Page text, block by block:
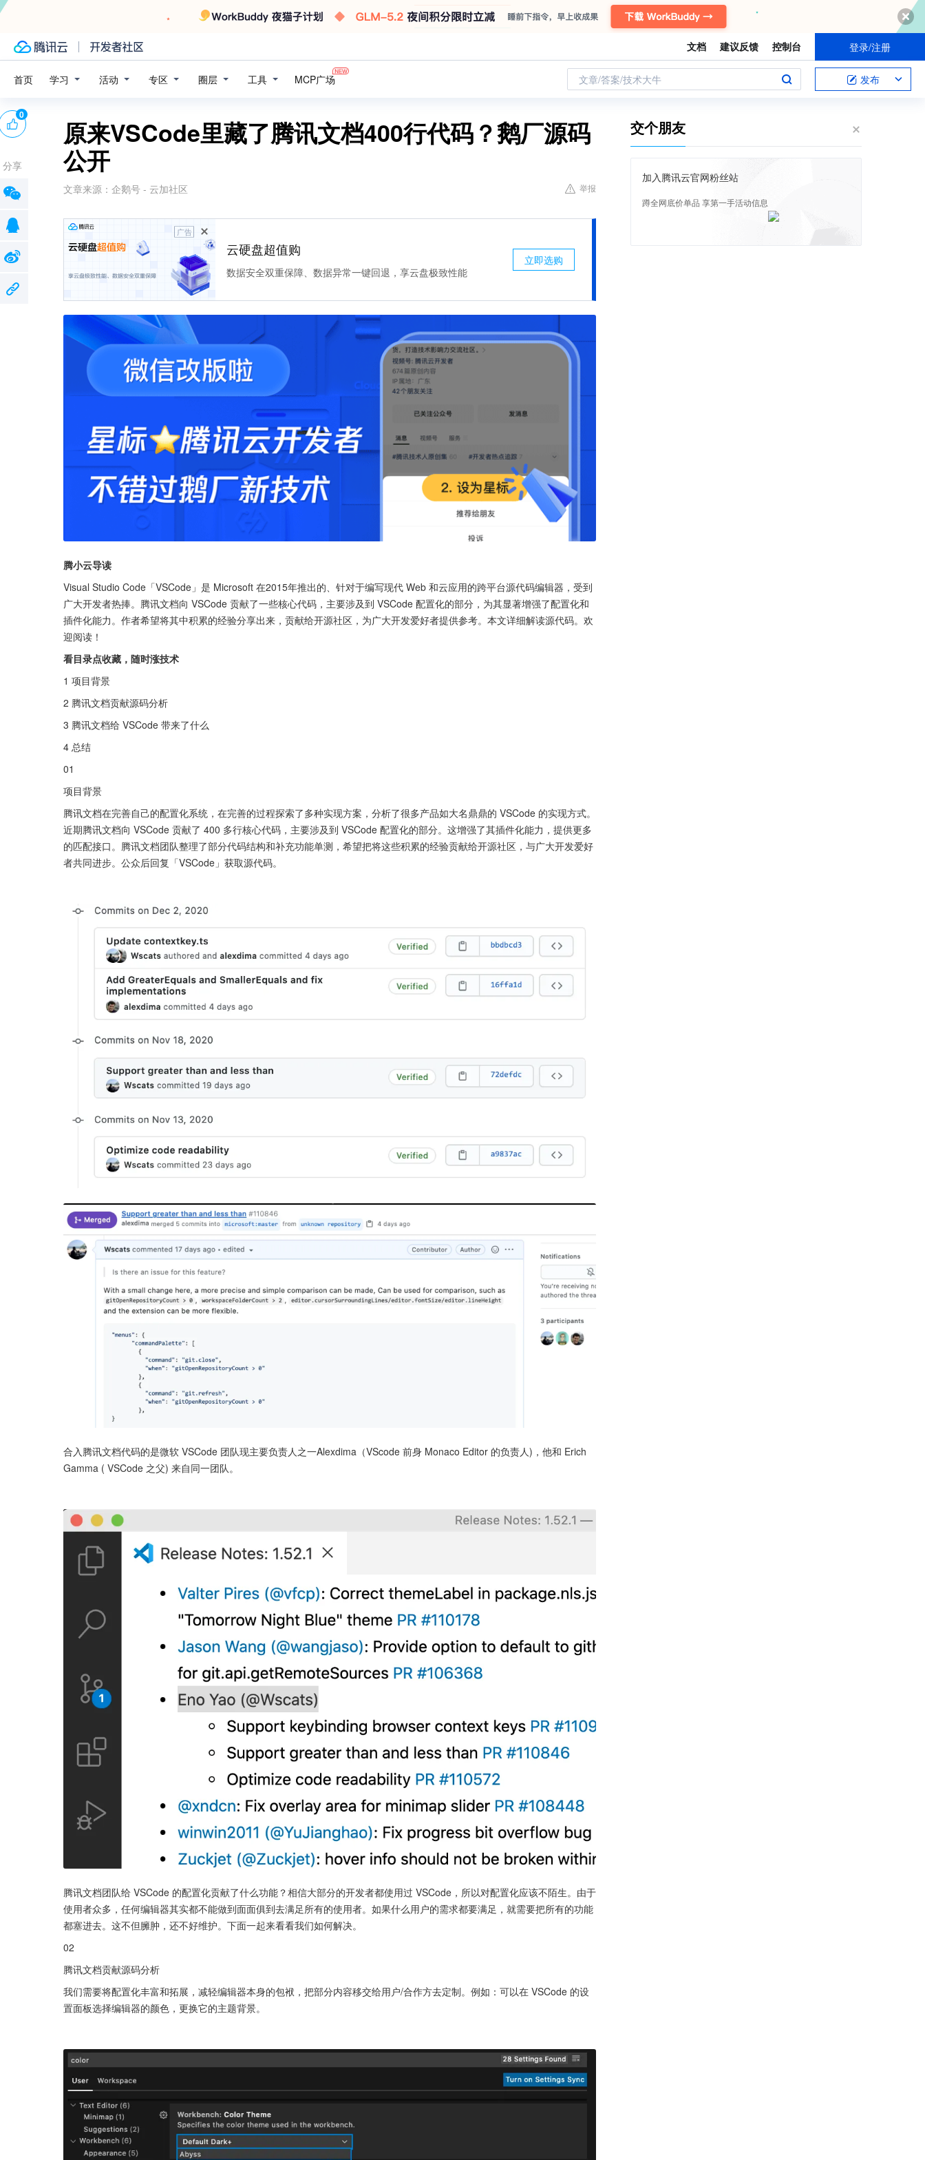
文档 建议反馈 控制台 登录/注册
首页 学习 活动 专区 圈层 工具 MCP广场 文章/答案/技术大牛 发布
原来VSCode里藏了腾讯文档400行代码？鹅厂源码
公开
文章来源： 企鹅号 - 云加社区 举报
广告
云硬盘超值购
数据安全双重保障、数据异常一键回退，享云盘极致性能
立即选购
腾小云导读
Visual Studio Code「VSCode」是 Microsoft 在2015年推出的、针对于编写现代 Web 和云应用的跨平台源代码编辑器，受到
广大开发者热捧。腾讯文档向 VSCode 贡献了一些核心代码，主要涉及到 VSCode 配置化的部分，为其显著增强了配置化和
插件化能力。作者希望将其中积累的经验分享出来，贡献给开源社区，为广大开发爱好者提供参考。本文详细解读源代码。欢
迎阅读！
看目录点收藏，随时涨技术
1 项目背景
2 腾讯文档贡献源码分析
3 腾讯文档给 VSCode 带来了什么
4 总结
01
项目背景
腾讯文档在完善自己的配置化系统，在完善的过程探索了多种实现方案，分析了很多产品如大名鼎鼎的 VSCode 的实现方式。
近期腾讯文档向 VSCode 贡献了 400 多行核心代码，主要涉及到 VSCode 配置化的部分。这增强了其插件化能力，提供更多
的匹配接口。腾讯文档团队整理了部分代码结构和补充功能单测，希望把将这些积累的经验贡献给开源社区，与广大开发爱好
者共同进步。公众后回复「VSCode」获取源代码。
合入腾讯文档代码的是微软 VSCode 团队现主要负责人之一Alexdima（VScode 前身 Monaco Editor 的负责人)，他和 Erich
Gamma ( VSCode 之父) 来自同一团队。
腾讯文档团队给 VSCode 的配置化贡献了什么功能？相信大部分的开发者都使用过 VSCode，所以对配置化应该不陌生。由于
使用者众多，任何编辑器其实都不能做到面面俱到去满足所有的使用者。如果什么用户的需求都要满足，就需要把所有的功能
都塞进去。这不但臃肿，还不好维护。下面一起来看看我们如何解决。
02
腾讯文档贡献源码分析
我们需要将配置化丰富和拓展，减轻编辑器本身的包袱，把部分内容移交给用户/合作方去定制。例如：可以在 VSCode 的设
置面板选择编辑器的颜色，更换它的主题背景。
0
分享
交个朋友
加入腾讯云官网粉丝站
蹲全网底价单品 享第一手活动信息